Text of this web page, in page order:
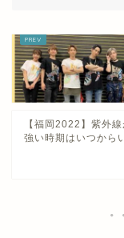
【福岡2022】紫外
強い時期はいつから